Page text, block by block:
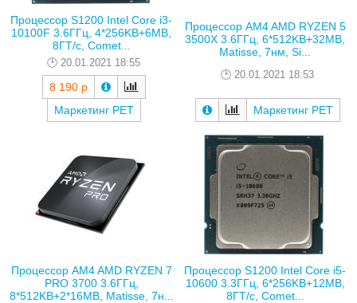
Процессор S1200 Intel Core i3-
10100F 3.6ГГц, 4*256KB+6MB,
8ГТ/с, Comet...
20.01.2021 18:55
8 190 р
Маркетинг РЕТ
Процессор AM4 AMD RYZEN 5
3500X 3.6ГГц, 6*512KB+32MB,
Matisse, 7нм, Si...
20.01.2021 18:53
Маркетинг РЕТ
Процессор AM4 AMD RYZEN 7
PRO 3700 3.6ГГц,
8*512KB+2*16MB, Matisse, 7н...
Процессор S1200 Intel Core i5-
10600 3.3ГГц, 6*256KB+12MB,
8ГТ/с, Comet...